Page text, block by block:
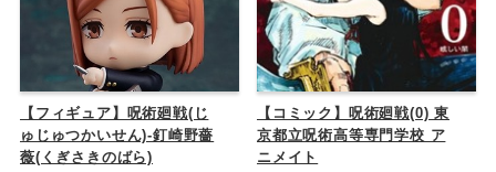
【フィギュア】呪術廻戦(じ
ゅじゅつかいせん)-釘崎野薔
薇(くぎさきのばら)
【コミック】呪術廻戦(0) 東
京都立呪術高等専門学校 ア
ニメイト